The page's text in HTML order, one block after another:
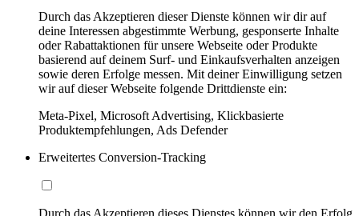
Durch das Akzeptieren dieser Dienste können wir dir auf
deine Interessen abgestimmte Werbung, gesponserte Inhalte
oder Rabattaktionen für unsere Webseite oder Produkte
basierend auf deinem Surf- und Einkaufsverhalten anzeigen
sowie deren Erfolge messen. Mit deiner Einwilligung setzen
wir auf dieser Webseite folgende Drittdienste ein:
Meta-Pixel, Microsoft Advertising, Klickbasierte
Produktempfehlungen, Ads Defender
Erweitertes Conversion-Tracking
Durch das Akzeptieren dieses Dienstes können wir den Erfolg